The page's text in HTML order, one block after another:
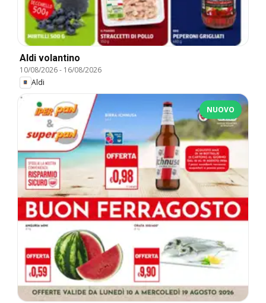
Aldi volantino
10/08/2026- 16/08/2026
Aldi
NUOVO